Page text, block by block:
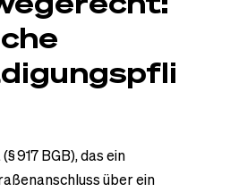
917 BGB), das ein
über ein